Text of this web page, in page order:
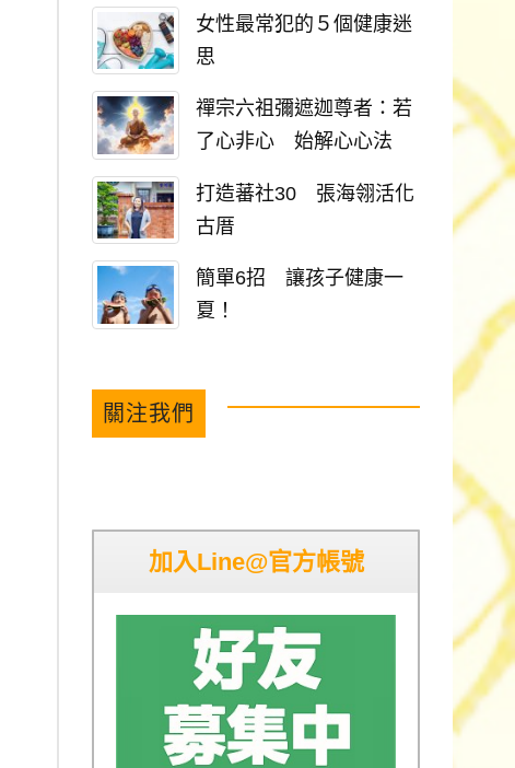
女性最常犯的５個健康迷
思
禪宗六祖彌遮迦尊者：若
了心非心 始解心心法
打造蕃社30 張海翎活化
古厝
簡單6招 讓孩子健康一
夏！
關注我們
加入Line@官方帳號